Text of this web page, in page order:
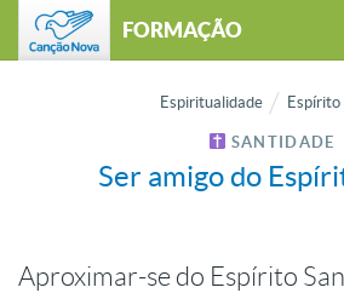
FORMAÇÃO
Espiritualidade Espírito
SANTIDADE
Ser amigo do
Aproximar-se do Espírito